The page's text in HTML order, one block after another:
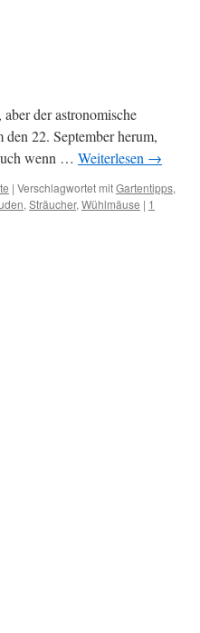
der astronomische
22. September herum,
wenn … Weiterlesen →
| Verschlagwortet mitGartentipps,
, Sträucher, Wühlmäuse | 1